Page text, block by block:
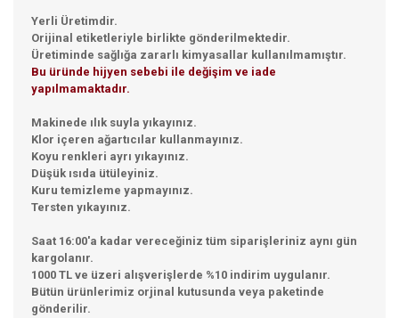
Yerli Üretimdir.
Orijinal etiketleriyle birlikte gönderilmektedir.
Üretiminde sağlığa zararlı kimyasallar kullanılmamıştır.
Bu üründe hijyen sebebi ile değişim ve iade
yapılmamaktadır.
Makinede ılık suyla yıkayınız.
Klor içeren ağartıcılar kullanmayınız.
Koyu renkleri ayrı yıkayınız.
Düşük ısıda ütüleyiniz.
Kuru temizleme yapmayınız.
Tersten yıkayınız.
Saat 16:00'a kadar vereceğiniz tüm siparişleriniz aynı gün
kargolanır.
1000 TL ve üzeri alışverişlerde %10 indirim uygulanır.
Bütün ürünlerimiz orjinal kutusunda veya paketinde
gönderilir.